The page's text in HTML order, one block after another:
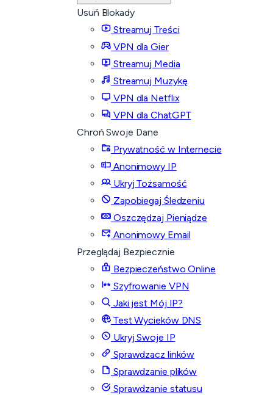
Usuń Blokady
Streamuj Treści
VPN dla Gier
Streamuj Media
Streamuj Muzykę
VPN dla Netflix
VPN dla ChatGPT
Chroń Swoje Dane
Prywatność w Internecie
Anonimowy IP
Ukryj Tożsamość
Zapobiegaj Śledzeniu
Oszczędzaj Pieniądze
Anonimowy Email
Przeglądaj Bezpiecznie
Bezpieczeństwo Online
Szyfrowanie VPN
Jaki jest Mój IP?
Test Wycieków DNS
Ukryj Swoje IP
Sprawdzacz linków
Sprawdzanie plików
Sprawdzanie statusu